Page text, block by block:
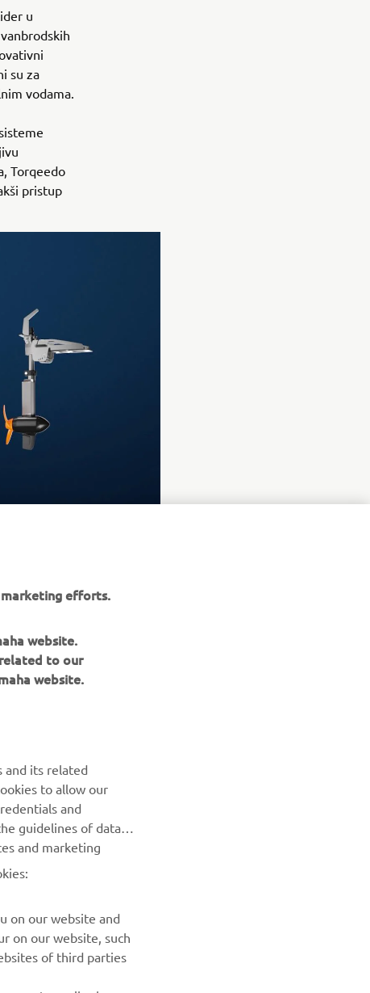
u
su za
vodama.
Torqeedo
pristup
Prvi saznajte više o najnovijim ponudama, specijalnim
događajima, novim izdanjima i mnogim drugim stvarima
marketing efforts.
website.
to our
website.
and its related
to allow our
and
guidelines of data
and marketing
on our website and
on our website, such
of third parties